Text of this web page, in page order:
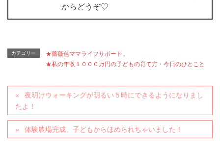
からどうぞ♡
カテゴリー ★薔薇色ママライフサポート
★私の年収１０００万円の子どもの育て方・今日のひとこと
夜明けウォーキングが明るい５時にできるようになりまし
たよ！
体験農場完成、子どもからほめられちゃいました！